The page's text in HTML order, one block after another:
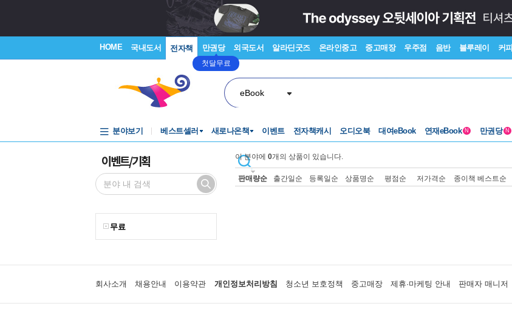
HOME 국내도서 전자책 만권당
첫달무료
외국도서 알라딘굿즈 온라인중고 중고매장 우주점 음반 블루레이 커피
eBook
분야보기 베스트셀러 새로나온책 이벤트 전자책캐시 오디오북 대여eBook 연재eBook N 만권당 N
이벤트/기획
무료
이 분야에 0개의 상품이 있습니다.
판매량순 출간일순 등록일순 상품명순 평점순 저가격순 종이책 베스트순
회사소개 채용안내 이용약관 개인정보처리방침 청소년 보호정책 중고매장 제휴·마케팅 안내 판매자 매니저